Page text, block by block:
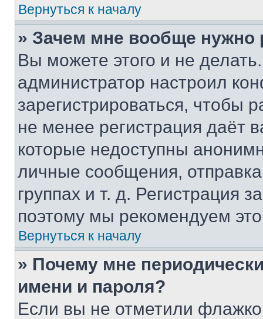
Вернуться к началу
» Зачем мне вообще нужно
Вы можете этого и не
администратор настроил
зарегистрироваться, чтобы
не менее регистрация даёт
которые недоступны
личные сообщения,
группах и т. д. Регистрация
поэтому мы рекомендуем
Вернуться к началу
» Почему мне
имени и пароля?
Если вы не отметили